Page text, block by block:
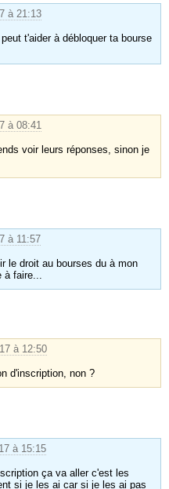
à 21:13
t'aider à débloquer ta bourse
à 08:41
voir leurs réponses, sinon je
à 11:57
le droit au bourses du à mon
à faire...
à 12:50
d'inscription, non ?
à 15:15
ça va aller c'est les
si je les ai car si je les ai pas